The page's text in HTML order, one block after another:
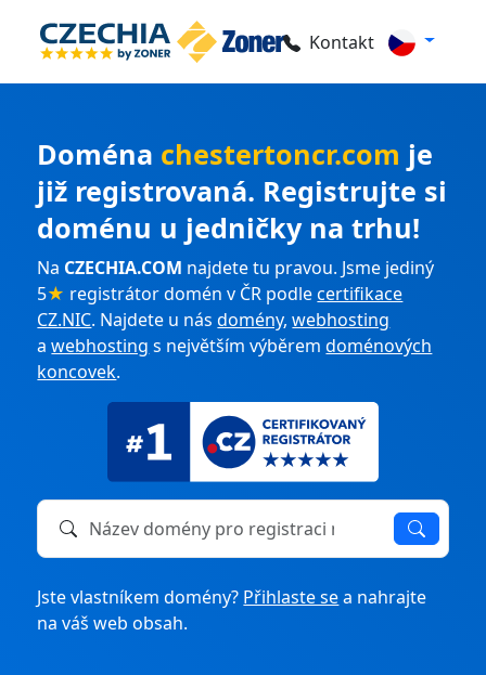
Kontakt
Doména chestertoncr.com je
již registrovaná. Registrujte si
doménu u jedničky na trhu!
Na CZECHIA.COM najdete tu pravou. Jsme jediný
5★ registrátor domén v ČR podlecertifikace
CZ.NIC. Najdete u násdomény,webhosting
awebhosting s největším výběremdoménových
koncovek.
Název domény k registraci nebo převodu
Jste vlastníkem domény? Přihlaste sea nahrajte
na váš web obsah.